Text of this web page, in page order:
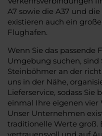
A7 sowie die A37 und
existieren auch ein
Flughafen.
Wenn Sie das passende
Umgebung suchen, sind
Steinböhmer an der
uns in der Nähe,
Lieferservice, sodass
einmal Ihre eigenen vier
Unser Unternehmen
traditionelle Werte groß.
vertrauensvoll und auf